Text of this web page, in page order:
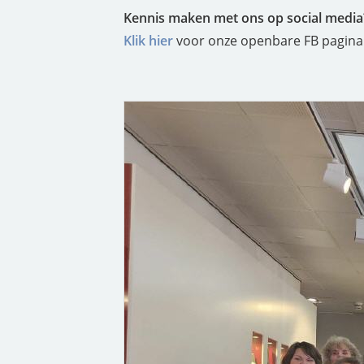
Kennis maken met ons op social
Klik hiervoor onze openbare FB pagina